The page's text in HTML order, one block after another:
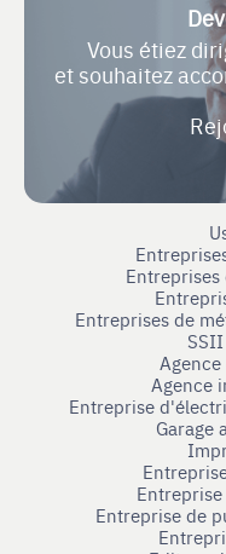
Vous étiez
et souhaitez
Entreprises de
Agence
Agence
Entreprise
Garage
Entreprise de